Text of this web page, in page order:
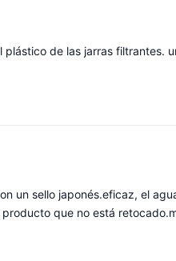
plástico de las jarras filtrantes.
un sello japonés.eficaz, el
que no está